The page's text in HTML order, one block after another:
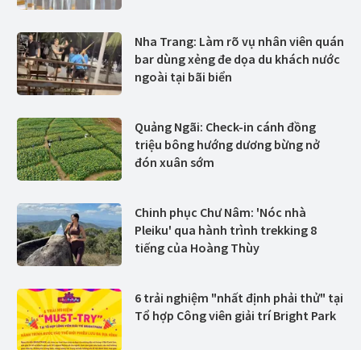
Nha Trang: Làm rõ vụ nhân viên quán
bar dùng xẻng đe dọa du khách nước
ngoài tại bãi biển
Quảng Ngãi: Check-in cánh đồng
triệu bông hướng dương bừng nở
đón xuân sớm
Chinh phục Chư Nâm: 'Nóc nhà
Pleiku' qua hành trình trekking 8
tiếng của Hoàng Thùy
6 trải nghiệm "nhất định phải thử" tại
Tổ hợp Công viên giải trí Bright Park